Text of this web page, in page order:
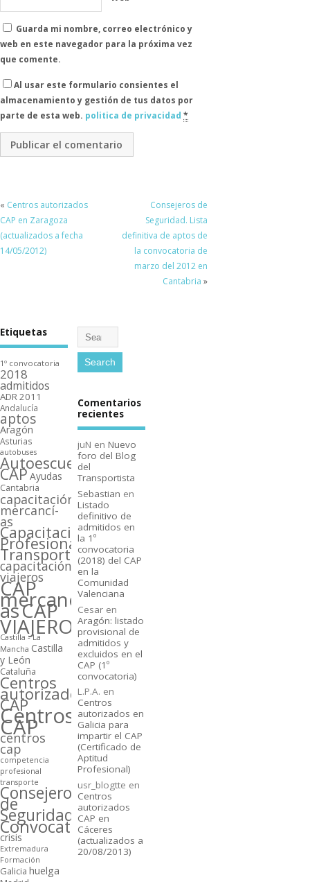
Guarda mi nombre, correo electrónico y
web en este navegador para la próxima vez
que comente.
Al usar este formulario consientes el
almacenamiento y gestión de tus datos por
parte de esta web. politica de privacidad *
« Centros autorizados
CAP en Zaragoza
(actualizados a fecha
14/05/2012)
Consejeros de
Seguridad. Lista
definitiva de aptos de
la convocatoria de
marzo del 2012 en
Cantabria »
Etiquetas
1º convocatoria
2018
admitidos
ADR 2011
Andalucí­a
aptos
Aragón
Asturias
autobuses
Autoescuelas
CAPAyudas
Cantabria
capacitación
mercancí­
as
Capacitación
Profesional
Transporte
capacitación
viajeros
CAP
mercancí­
asCAP
VIAJEROS
Castilla - La
Mancha Castilla
y León
Cataluña
Centros
autorizados
CAP
Centros
CAP
centros
cap
competencia
profesional
transporte
Consejeros
de
Seguridad
Convocatorias
crisis
Extremadura
Formación
Galicia huelga
Comentarios
recientes
juN en Nuevo
foro del Blog
del
Transportista
Sebastian en
Listado
definitivo de
admitidos en
la 1º
convocatoria
(2018) del CAP
en la
Comunidad
Valenciana
Cesaren
Aragón: listado
provisional de
admitidos y
excluidos en el
CAP (1º
convocatoria)
L.P.A. en
Centros
autorizados en
Galicia para
impartir el CAP
(Certificado de
Aptitud
Profesional)
usr_blogtte en
Centros
autorizados
CAP en
Cáceres
(actualizados a
20/08/2013)